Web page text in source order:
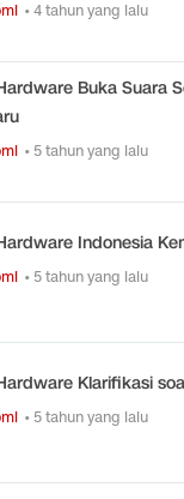
• 4 tahun yang lalu
Buka Suara
• 5 tahun yang lalu
Indonesia
• 5 tahun yang lalu
Klarifikasi
• 5 tahun yang lalu